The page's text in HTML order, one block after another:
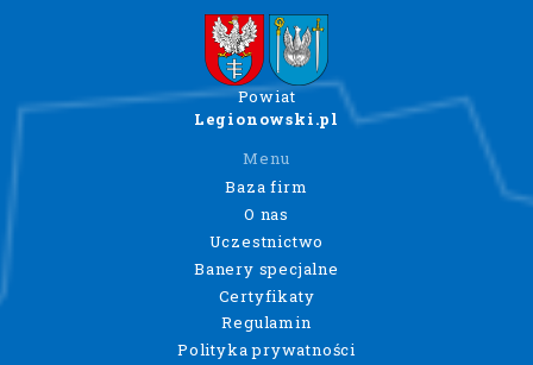
Powiat
Legionowski.pl
Menu
Baza firm
O nas
Uczestnictwo
Banery specjalne
Certyfikaty
Regulamin
Polityka prywatności